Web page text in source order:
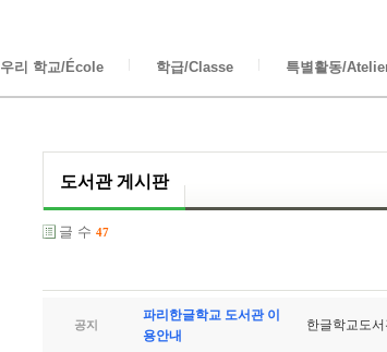
우리 학교/École 학급/Classe 특별활동/
도서관 게시판
글 수 47
공지
파리한글학교 도서관 이
용안내
한글학교도